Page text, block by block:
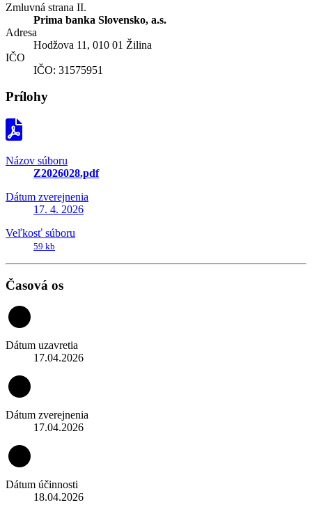
Zmluvná strana II.
Prima banka Slovensko, a.s.
Adresa
Hodžova 11, 010 01 Žilina
IČO
IČO: 31575951
Prílohy
Názov súboru
Z2026028.pdf
Dátum zverejnenia
17. 4. 2026
Veľkosť súboru
59 kb
Časová os
Dátum uzavretia
17.04.2026
Dátum zverejnenia
17.04.2026
Dátum účinnosti
18.04.2026